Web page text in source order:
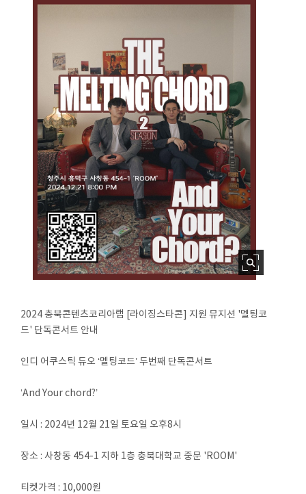
2024 충북콘텐츠코리아랩 [라이징스타콘] 지원 뮤지션 '멜팅코
드' 단독콘서트 안내
인디 어쿠스틱 듀오 ‘멜팅코드’ 두번째 단독콘서트
‘And Your chord?’
일시 : 2024년 12월 21일 토요일 오후8시
장소 : 사창동 454-1 지하 1층 충북대학교 중문 'ROOM'
티켓가격 : 10,000원